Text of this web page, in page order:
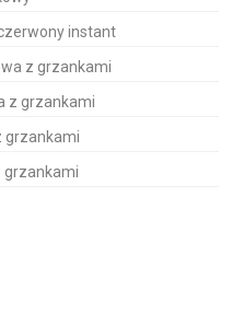
instant
z grzankami
z grzankami
grzankami
grzankami